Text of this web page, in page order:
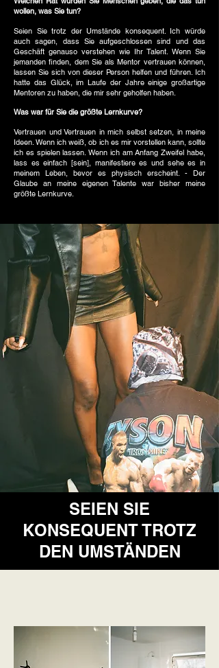
wollen, was Sie tun?
Seien Sie trotz der Umstände konsequent. Ich würde
auch sagen, dass Sie aufgeschlossen sind und das
Geschäft genauso verstehen wie Ihr Talent. Wenn Sie
jemanden finden, dem Sie als Mentor vertrauen können,
lassen Sie sich von dieser Person helfen und führen. Ich
hatte das Glück, im Laufe der Jahre einige großartige
Mentoren zu haben, die mir sehr geholfen haben.
Was war für Sie die größte Lernkurve?
Vertrauen und Vertrauen in mich selbst setzen, in meine
Ideen. Wenn ich weiß, ob ich es mir vorstellen kann, sollte
ich es spielen lassen. Wenn ich am Anfang Zweifel habe,
lass es einfach [sein], manifestiere es und sehe es in
meinem Leben, bevor es physisch erscheint. - Der
Glaube an meine eigenen Talente war bisher meine
größte Lernkurve.
SEIEN SIE
KONSEQUENT TROTZ
DEN UMSTÄNDEN